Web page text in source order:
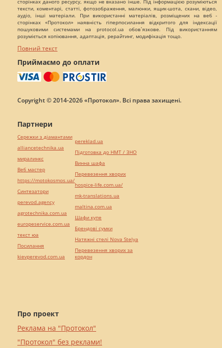
сторінках даного ресурсу, якщо не вказано інше. Під інформацією розуміються
тексти, коментарі, статті, фотозображення, малюнки, ящик-шота, скани, відео,
аудіо, інші матеріали. При використанні матеріалів, розміщених на веб -
сторінках «Протокол» наявність гіперпосилання відкритого для індексації
пошуковими системами на protocol.ua обов`язкове. Під використанням
розуміється копіювання, адаптація, рерайтинг, модифікація тощо.
Повний текст
Приймаємо до оплати
Copyright © 2014-2026 «Протокол». Всі права захищені.
Про проект
Реклама на "Протокол"
"Протокол" без реклами!
Партнери
Сережки з діамантами
alliancetechnika.ua
миралинкс
Веб мастер
https://motokosmos.ua/
Синтезатори
perevod.agency
agrotechnika.com.ua
europeservice.com.ua
текст юа
Посилання
kievperevod.com.ua
pereklad.ua
Підготовка до НМТ / ЗНО
Винна шафа
Перевезення хворих
hospice-life.com.ua/
mk-translations.ua
maltina.com.ua
Шафи купе
Брендові сумки
Натяжні стелі Nova Stelya
Перевезення хворих за
кордон